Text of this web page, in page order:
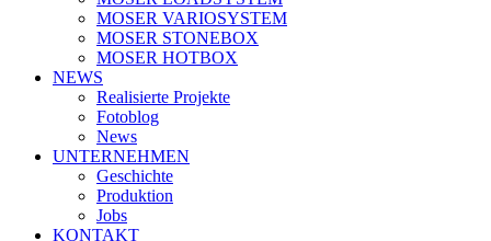
MOSER VARIOSYSTEM
MOSER STONEBOX
MOSER HOTBOX
NEWS
Realisierte Projekte
Fotoblog
News
UNTERNEHMEN
Geschichte
Produktion
Jobs
KONTAKT